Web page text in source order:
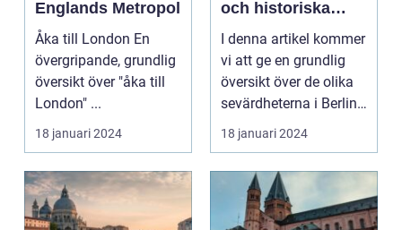
Englands Metropol
Åka till London En
övergripande, grundlig
översikt över "åka till
London" ...
18 januari 2024
och historiska
platser som lockar
besökare från hela
världen
I denna artikel kommer
vi att ge en grundlig
översikt över de olika
sevärdheterna i Berlin,
presente...
18 januari 2024